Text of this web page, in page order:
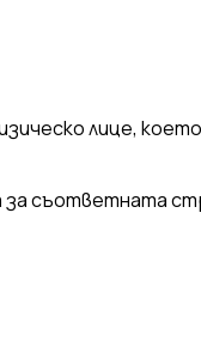
лице,
съответната